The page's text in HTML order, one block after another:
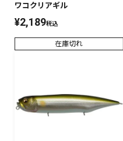
ワコクリアギル
¥2,189税込
在庫切れ